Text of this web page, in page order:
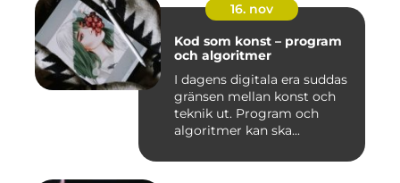
16. nov
Kod som konst – program
och algoritmer
I dagens digitala era suddas
gränsen mellan konst och
teknik ut. Program och
algoritmer kan ska...